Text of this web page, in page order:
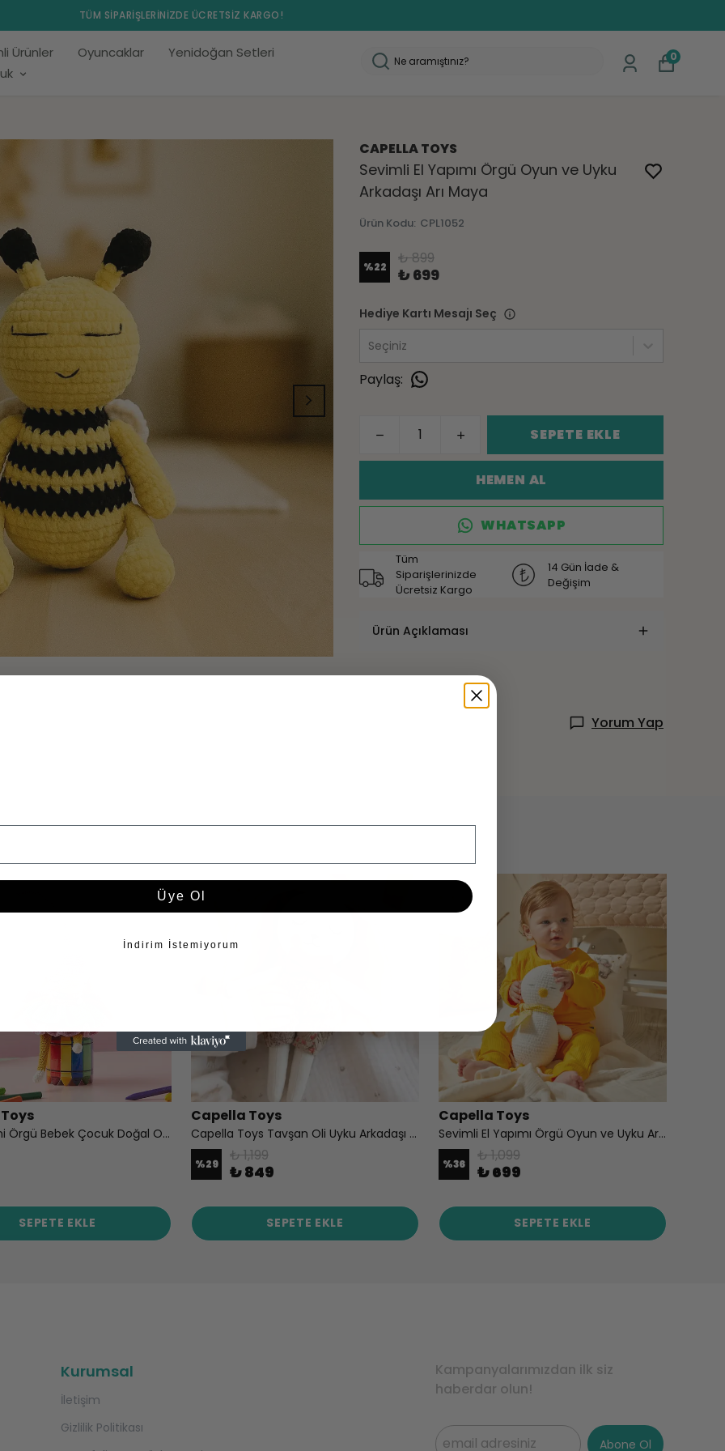
TÜM SİPARİŞLERİNİZDE ÜCRETSİZ KARGO!
Ürünler Oyuncaklar
Yenidoğan Setleri
0
CAPELLA TOYS
Sevimli El Yapımı Örgü Oyun ve Uyku
Arkadaşı Arı Maya
Ürün Kodu: CPL1052
%22 ₺ 899
₺ 699
Hediye Kartı Mesajı Seç
Seçiniz
Paylaş:
SEPETE EKLE
HEMEN AL
WHATSAPP
Tüm
Siparişlerinizde
Ücretsiz Kargo
14 Gün İade &
Değişim
Ürün Açıklaması
Yorum Yap
Amigurumi Örgü Bebek Çocuk Doğal Oyun Arkadaşı Oyuncak Flower Elf
SEPETE EKLE
Capella Toys
Capella Toys Tavşan Oli Uyku Arkadaşı 35 cm | El Yapımı Bez Bebek, %100 Pamuk, Antialerjik Dolgu, Hediye Kutulu
%29 ₺ 1,199
₺ 849
SEPETE EKLE
Capella Toys
Sevimli El Yapımı Örgü Oyun ve Uyku Arkadaşı Civciv Theo
%36 ₺ 1,099
₺ 699
SEPETE EKLE
Kurumsal
İletişim
Gizlilik Politikası
Kampanyalarımızdan ilk siz
haberdar olun!
Abone Ol
Üye Ol
İndirim İstemiyorum